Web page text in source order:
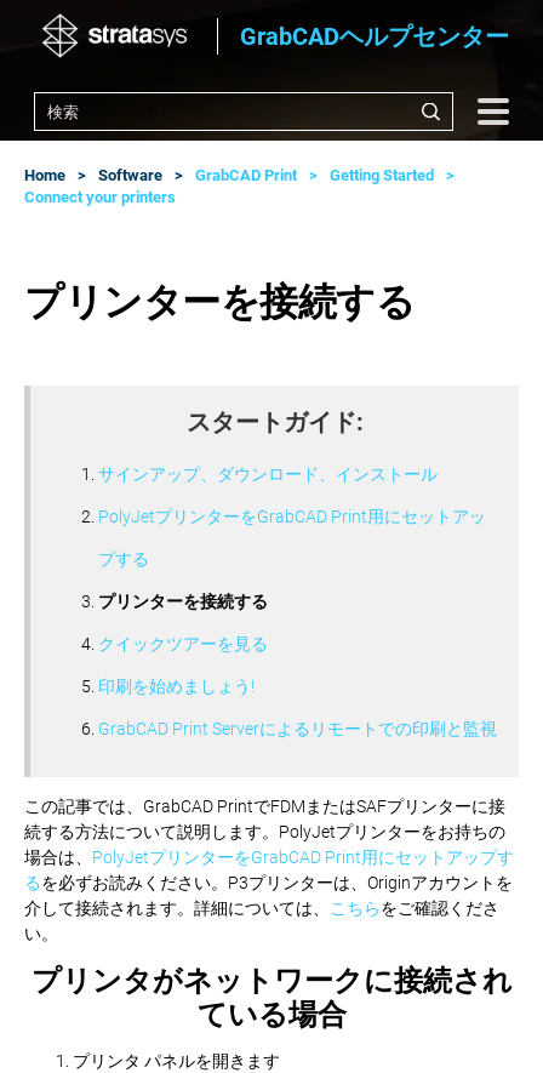
GrabCADヘルプセンター
Home Software GrabCAD Print
Getting Started
Connect your printers
プリンターを接続する
スタートガイド:
サインアップ、ダウンロード、インストール
PolyJetプリンターをGrabCAD Print用にセットアッ
プする
プリンターを接続する
クイックツアーを見る
印刷を始めましょう!
GrabCAD Print Serverによるリモートでの印刷と監視
この記事では、GrabCAD PrintでFDMまたはSAFプリンターに接
続する方法について説明します。PolyJetプリンターをお持ちの
場合は、 PolyJetプリンターをGrabCAD Print用にセットアップす
るを必ずお読みください。P3プリンターは、Originアカウントを
介して接続されます。詳細については、
こちらをご確認くださ
い。
プリンタがネットワークに接続され
ている場合
プリンタ パネルを開きます